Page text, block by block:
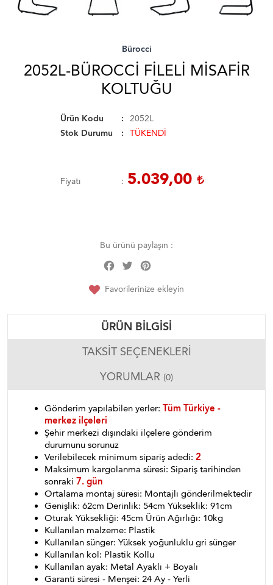
Bürocci
2052L-BÜROCCI FILELI MISAFIR
KOLTUĞU
Ürün Kodu
2052L
Stok Durumu
TÜKENDİ
Fiyatı 5.039,00
Bu ürünü paylaşın :
Facebook
Twitter
Favorilerinize ekleyin
ÜRÜN BILGISI
TAKSIT SEÇENEKLERI
YORUMLAR (0)
Gönderim yapılabilen yerler: Tüm Türkiye -
merkez ilçeleri
Şehir merkezi dışındaki ilçelere gönderim
durumunu sorunuz
Verilebilecek minimum sipariş adedi: 2
Maksimum kargolanma süresi: Sipariş tarihinden
sonraki 7. gün
Ortalama montaj süresi: Montajlı gönderilmektedir
Genişlik: 62cm Derinlik: 54cm Yükseklik: 91cm
Oturak Yüksekliği: 45cm Ürün Ağırlığı: 10kg
Kullanılan malzeme: Plastik
Kullanılan sünger: Yüksek yoğunluklu gri sünger
Kullanılan kol: Plastik Kollu
Kullanılan ayak: Metal Ayaklı + Boyalı
Garanti süresi - Menşei: 24 Ay - Yerli